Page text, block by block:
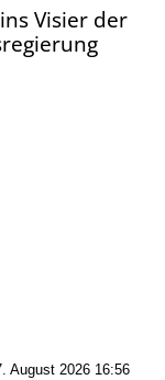
ins Visier der
August 2026 16:56